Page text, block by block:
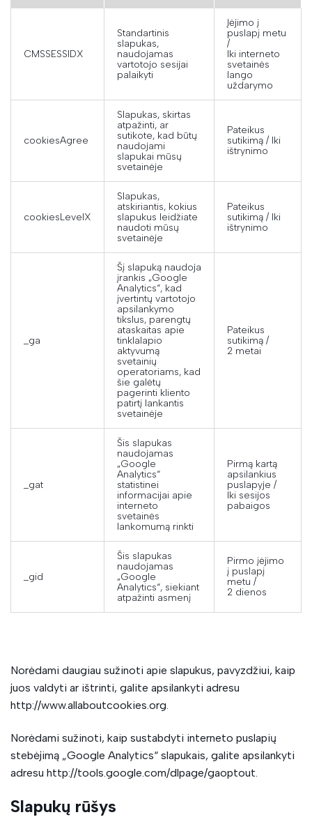
CMSSESSIDX
Standartinis
slapukas,
naudojamas
vartotojo sesijai
palaikyti
Įėjimo į
puslapį metu
/
Iki interneto
svetainės
lango
uždarymo
cookiesAgree
Slapukas, skirtas
atpažinti, ar
sutikote, kad būtų
naudojami
slapukai mūsų
svetainėje
Pateikus
sutikimą / Iki
ištrynimo
cookiesLevelX
Slapukas,
atskiriantis, kokius
slapukus leidžiate
naudoti mūsų
svetainėje
Pateikus
sutikimą / Iki
ištrynimo
_ga
Šį slapuką naudoja
įrankis „Google
Analytics“, kad
įvertintų vartotojo
apsilankymo
tikslus, parengtų
ataskaitas apie
tinklalapio
aktyvumą
svetainių
operatoriams, kad
šie galėtų
pagerinti kliento
patirtį lankantis
svetainėje
Pateikus
sutikimą /
2 metai
_gat
Šis slapukas
naudojamas
„Google
Analytics“
statistinei
informacijai apie
interneto
svetainės
lankomumą rinkti
Pirmą kartą
apsilankius
puslapyje /
Iki sesijos
pabaigos
_gid
Šis slapukas
naudojamas
„Google
Analytics“, siekiant
atpažinti asmenį
Pirmo įėjimo
į puslapį
metu /
2 dienos
Norėdami daugiau sužinoti apie slapukus, pavyzdžiui, kaip
juos valdyti ar ištrinti, galite apsilankyti adresu
http://www.allaboutcookies.org.
Norėdami sužinoti, kaip sustabdyti interneto puslapių
stebėjimą „Google Analytics“ slapukais, galite apsilankyti
adresu http://tools.google.com/dlpage/gaoptout.
Slapukų rūšys